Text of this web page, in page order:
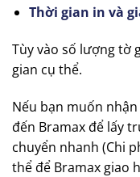
Thời gian in và
Tùy vào số lượng tờ
gian cụ thể.
Nếu bạn muốn
đến Bramax để lấy
chuyển nhanh (Chi
thể để Bramax giao